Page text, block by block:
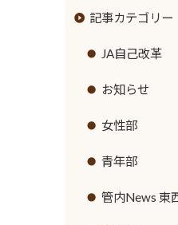
情報開示
事業内容
支店･店舗･
ご利用にあた
セキュリティ
新規職員採用
麦
大豆
牛
豚
鶏
ナス
JAバンクのご
ローンのご
各種手数料
金利情報
お取引ごと
JA共済のご案内
緊急のご連絡
直売所のご案内
営農資材
生活資材
記事カテゴリー
JA自己改革
お知らせ
女性部
青年部
管内News 東